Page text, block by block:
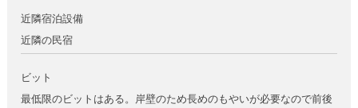
近隣宿泊設備
近隣の民宿
ビット
最低限のビットはある。岸壁のため長めのもやいが必要なので前後